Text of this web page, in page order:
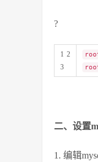
?
1 2
3
二、设置
1. 编辑